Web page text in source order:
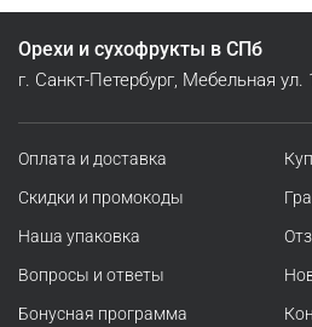
Орехи и сухофрукты в СПб
г. Санкт-Петербург, Мебельная ул.
Оплата и доставка
Скидки и промокоды
Наша упаковка
Вопросы и ответы
Бонусная программа